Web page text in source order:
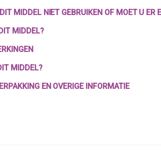
MIDDEL NIET GEBRUIKEN OF MOET U ER
MIDDEL?
MIDDEL?
EN OVERIGE INFORMATIE